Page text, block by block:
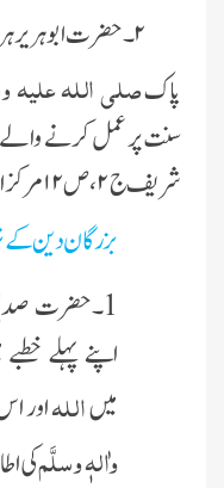
۲۔ حضرت ابوہریرہرہ
پاکصلی اللہ علیہ
سنت پر عمل کرنے
شریف ج ۲، ص ۱۲ مرکز اہل سنت برکات رضا)
بزرگان دین
1۔حضرت صدیق اکبر
اپنے پہلے
میںاللہاور
واٰلہٖ وسلَّمکی